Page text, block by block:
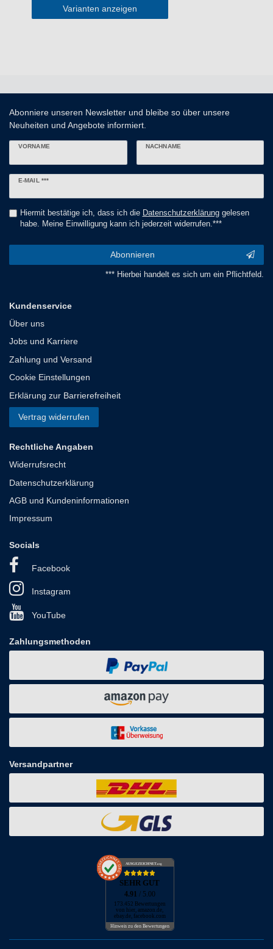
Varianten anzeigen
Abonniere unseren Newsletter und bleibe so über unsere
Neuheiten und Angebote informiert.
VORNAME NACHNAME
E-MAIL ***
Newsletter
Hiermit bestätige ich, dass ich die Daten­schutz­erklärunggelesen
habe. Meine Einwilligung kann ich jederzeit widerrufen.***
Abonnieren
*** Hierbei handelt es sich um ein Pflichtfeld.
Kundenservice
Über uns
Jobs und Karriere
Zahlung und Versand
Cookie Einstellungen
Erklärung zur Barrierefreiheit
Vertrag widerrufen
Rechtliche Angaben
Widerrufsrecht
Datenschutzerklärung
AGB und Kundeninformationen
Impressum
Socials
Facebook
Instagram
YouTube
Zahlungsmethoden
Versandpartner
AUSGEZEICHNET.org
SEHR GUT
4.91 / 5.00
173.452 Bewertungen
von hier, amazon.de,
ebay.de, facebook.com
Hinweis zu den Bewertungen